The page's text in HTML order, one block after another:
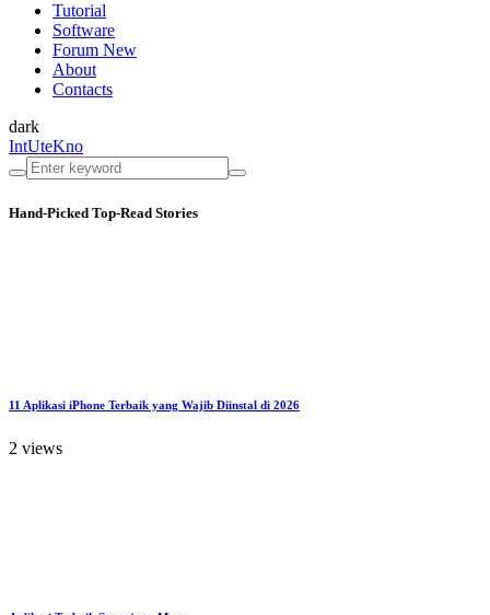
Tutorial
Software
Forum New
About
Contacts
dark
IntUteKno
Hand-Picked Top-Read Stories
11 Aplikasi iPhone Terbaik yang Wajib Diinstal di 2026
2 views